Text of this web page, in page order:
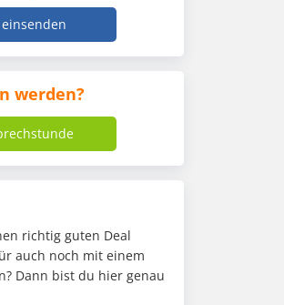
werden?
richtig guten Deal
auch noch mit einem
Dann bist du hier genau